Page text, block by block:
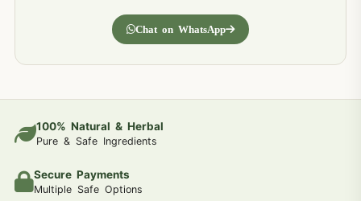
Chat on WhatsApp
100% Natural & Herbal
Pure & Safe Ingredients
Secure Payments
Multiple Safe Options